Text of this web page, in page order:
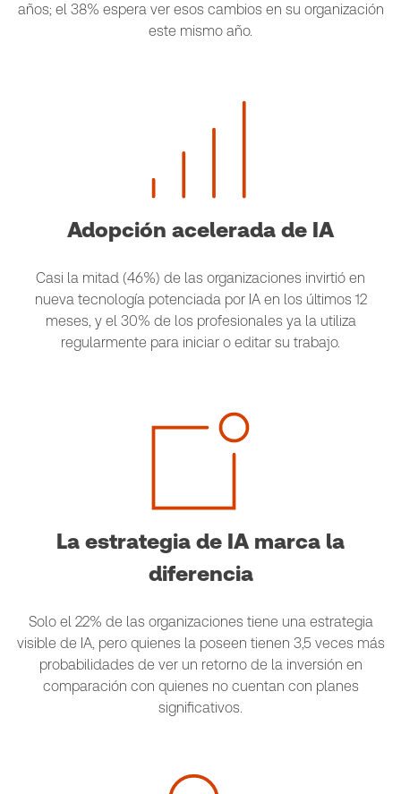
años; el 38% espera ver esos cambios en su organización
este mismo año.
Adopción acelerada de IA
Casi la mitad (46%) de las organizaciones invirtió en
nueva tecnología potenciada por IA en los últimos 12
meses, y el 30% de los profesionales ya la utiliza
regularmente para iniciar o editar su trabajo.
La estrategia de IA marca la
diferencia
Solo el 22% de las organizaciones tiene una estrategia
visible de IA, pero quienes la poseen tienen 3,5 veces más
probabilidades de ver un retorno de la inversión en
comparación con quienes no cuentan con planes
significativos.